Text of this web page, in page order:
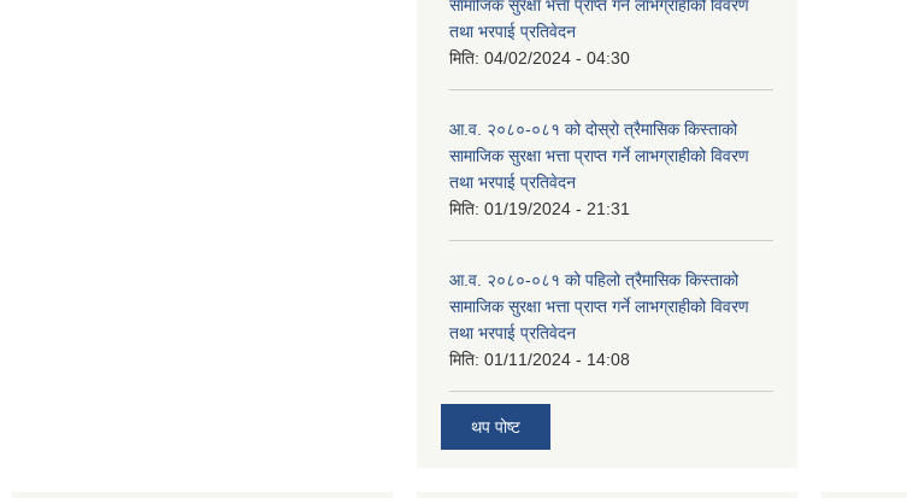
सामाजिक सुरक्षा भत्ता प्राप्त गर्ने लाभग्राहीको विवरण
तथा भरपाई प्रतिवेदन
मिति: 04/02/2024 - 04:30
आ.व. २०८०-०८१ को दोस्रो त्रैमासिक किस्ताको
सामाजिक सुरक्षा भत्ता प्राप्त गर्ने लाभग्राहीको विवरण
तथा भरपाई प्रतिवेदन
मिति: 01/19/2024 - 21:31
आ.व. २०८०-०८१ को पहिलो त्रैमासिक किस्ताको
सामाजिक सुरक्षा भत्ता प्राप्त गर्ने लाभग्राहीको विवरण
तथा भरपाई प्रतिवेदन
मिति: 01/11/2024 - 14:08
थप पोष्ट